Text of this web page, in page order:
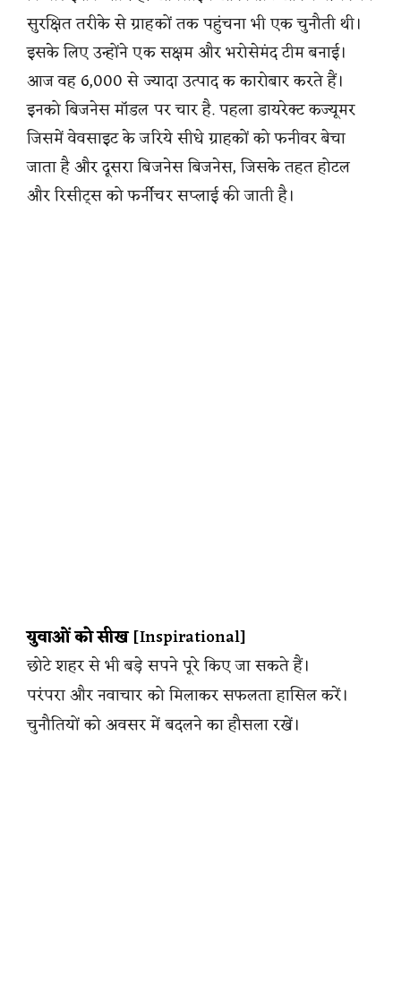
सुरक्षित तरीके से ग्राहकों तक पहुंचना भी एक चुनौती थी।
इसके लिए उन्होंने एक सक्षम और भरोसेमंद टीम बनाई।
आज वह 6,000 से ज्यादा उत्पाद क कारोबार करते हैं।
इनको बिजनेस मॉडल पर चार है. पहला डायरेक्ट कज्यूमर
जिसमें वेवसाइट के जरिये सीधे ग्राहकों को फनीवर बेचा
जाता है और दूसरा बिजनेस बिजनेस, जिसके तहत होटल
और रिसीट्‌स को फर्नीचर सप्लाई की जाती है।
युवाओं को सीख[Inspirational]
छोटे शहर से भी बड़े सपने पूरे किए जा सकते हैं।
परंपरा और नवाचार को मिलाकर सफलता हासिल करें।
चुनौतियों को अवसर में बदलने का हौसला रखें।